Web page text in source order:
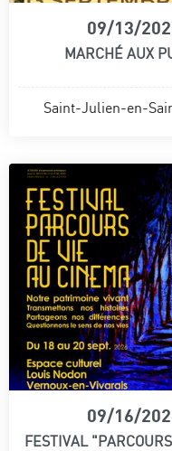
09/13/
MARCHÉ AUX
Saint-Julien-en-
09/16/
FESTIVAL